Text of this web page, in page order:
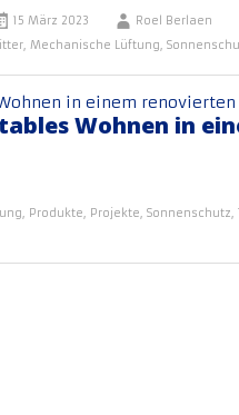
15 März 2023
Roel Berlaen
, Mechanische Lüftung,
Wohnen in
, Produkte, Projekte, Sonnenschutz,